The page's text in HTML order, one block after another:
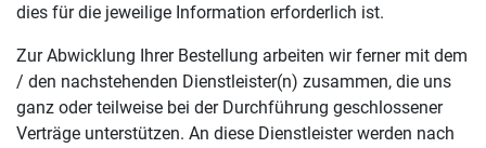
dies für die jeweilige Information erforderlich ist.
Zur Abwicklung Ihrer Bestellung arbeiten wir ferner mit dem
/ den nachstehenden Dienstleister(n) zusammen, die uns
ganz oder teilweise bei der Durchführung geschlossener
Verträge unterstützen. An diese Dienstleister werden nach